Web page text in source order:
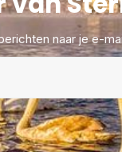
naar je e-